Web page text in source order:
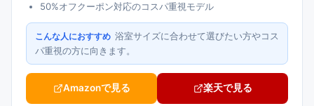
50%オフクーポン対応のコスパ重視モデル
こんな人におすすめ 浴室サイズに合わせて選びたい方やコス
パ重視の方に向きます。
Amazonで見る 楽天で見る